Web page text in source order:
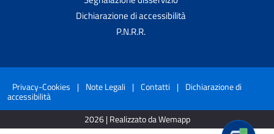
Dichiarazione di accessibilità
P.N.R.R.
Privacy-Cookies | Note Legali | Contatti | Dichiarazione di
accessibilità
2026 | Realizzato da Wemapp